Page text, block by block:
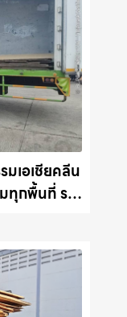
เอเชียคลีน
ทุกพื้นที่ รถ